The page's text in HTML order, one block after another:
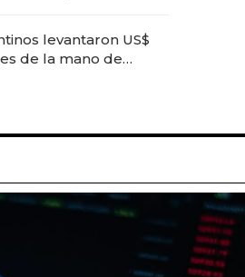
levantaron US$
de la mano de